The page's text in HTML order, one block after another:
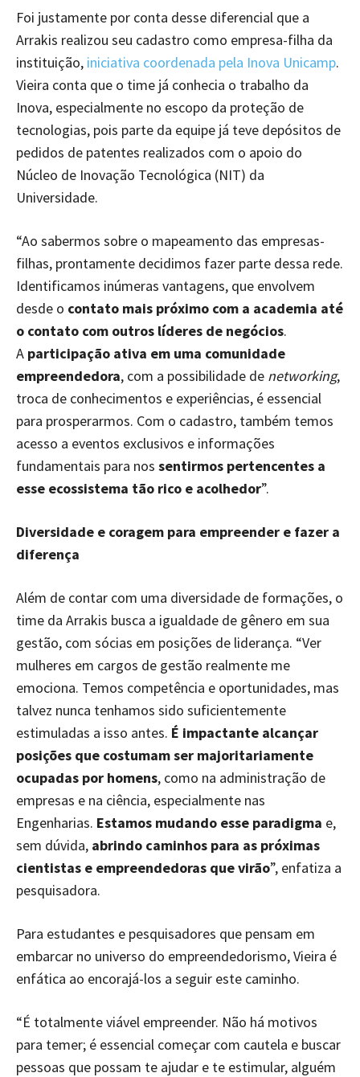
Foi justamente por conta desse diferencial que a
Arrakis realizou seu cadastro como empresa-filha da
instituição, iniciativa coordenada pela Inova Unicamp.
Vieira conta que o time já conhecia o trabalho da
Inova, especialmente no escopo da proteção de
tecnologias, pois parte da equipe já teve depósitos de
pedidos de patentes realizados com o apoio do
Núcleo de Inovação Tecnológica (NIT) da
Universidade.
“Ao sabermos sobre o mapeamento das empresas-
filhas, prontamente decidimos fazer parte dessa rede.
Identificamos inúmeras vantagens, que envolvem
desde o contato mais próximo com a academia até
o contato com outros líderes de negócios.
A participação ativa em uma comunidade
empreendedora, com a possibilidade de networking,
troca de conhecimentos e experiências, é essencial
para prosperarmos. Com o cadastro, também temos
acesso a eventos exclusivos e informações
fundamentais para nos sentirmos pertencentes a
esse ecossistema tão rico e acolhedor”.
Diversidade e coragem para empreender e fazer a
diferença
Além de contar com uma diversidade de formações, o
time da Arrakis busca a igualdade de gênero em sua
gestão, com sócias em posições de liderança. “Ver
mulheres em cargos de gestão realmente me
emociona. Temos competência e oportunidades, mas
talvez nunca tenhamos sido suficientemente
estimuladas a isso antes. É impactante alcançar
posições que costumam ser majoritariamente
ocupadas por homens, como na administração de
empresas e na ciência, especialmente nas
Engenharias. Estamos mudando esse paradigma e,
sem dúvida, abrindo caminhos para as próximas
cientistas e empreendedoras que virão”, enfatiza a
pesquisadora.
Para estudantes e pesquisadores que pensam em
embarcar no universo do empreendedorismo, Vieira é
enfática ao encorajá-los a seguir este caminho.
“É totalmente viável empreender. Não há motivos
para temer; é essencial começar com cautela e buscar
pessoas que possam te ajudar e te estimular, alguém